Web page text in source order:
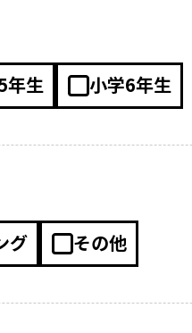
年生 小学6年生
グ その他